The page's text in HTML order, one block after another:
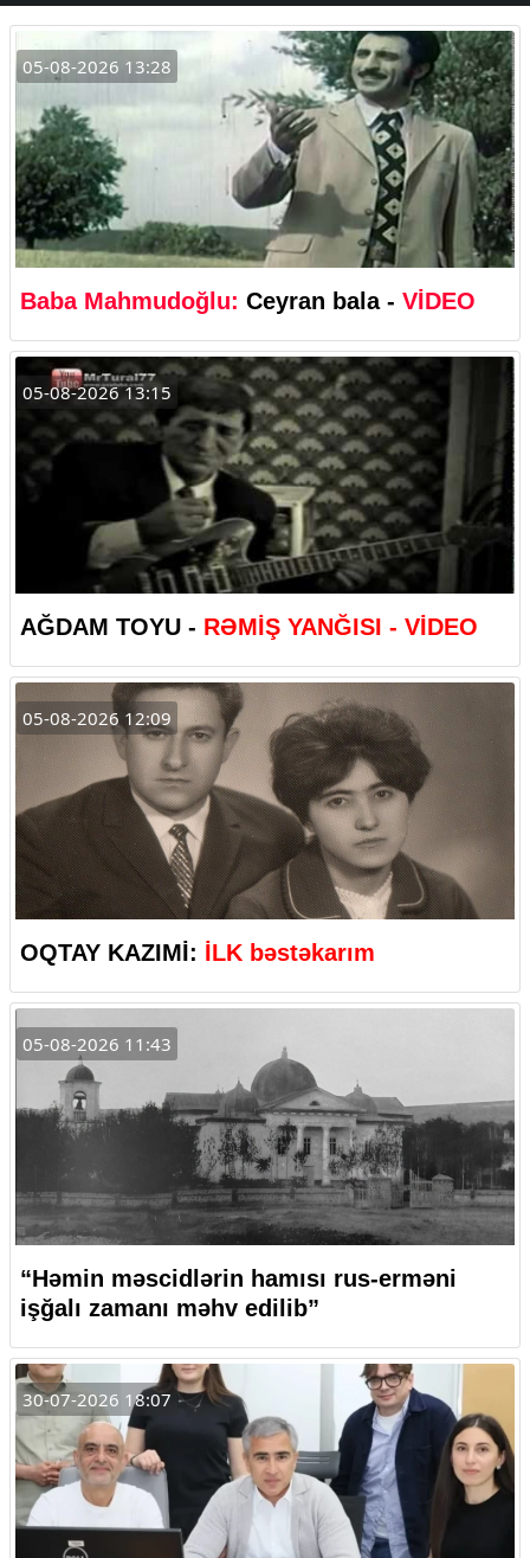
05-08-2026 13:28
Baba Mahmudoğlu: Ceyran bala - VİDEO
05-08-2026 13:15
AĞDAM TOYU - RƏMİŞ YANĞISI - VİDEO
05-08-2026 12:09
OQTAY KAZIMİ: İLK bəstəkarım
05-08-2026 11:43
“Həmin məscidlərin hamısı rus-erməni
işğalı zamanı məhv edilib”
30-07-2026 18:07